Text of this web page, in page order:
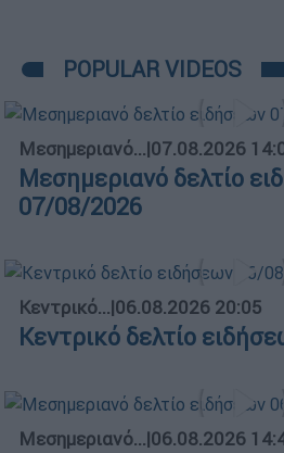
POPULAR VIDEOS
Μεσημεριανό...|07.08.2026
Μεσημεριανό δελτίο
07/08/2026
Κεντρικό...|06.08.2026 20:05
Κεντρικό δελτίο
Μεσημεριανό...|06.08.2026